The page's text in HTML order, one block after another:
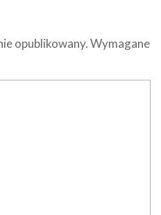
opublikowany.Wymagane